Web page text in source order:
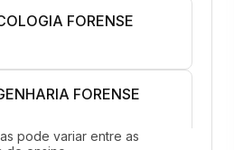
FORENSE
FORENSE
pode variar entre as